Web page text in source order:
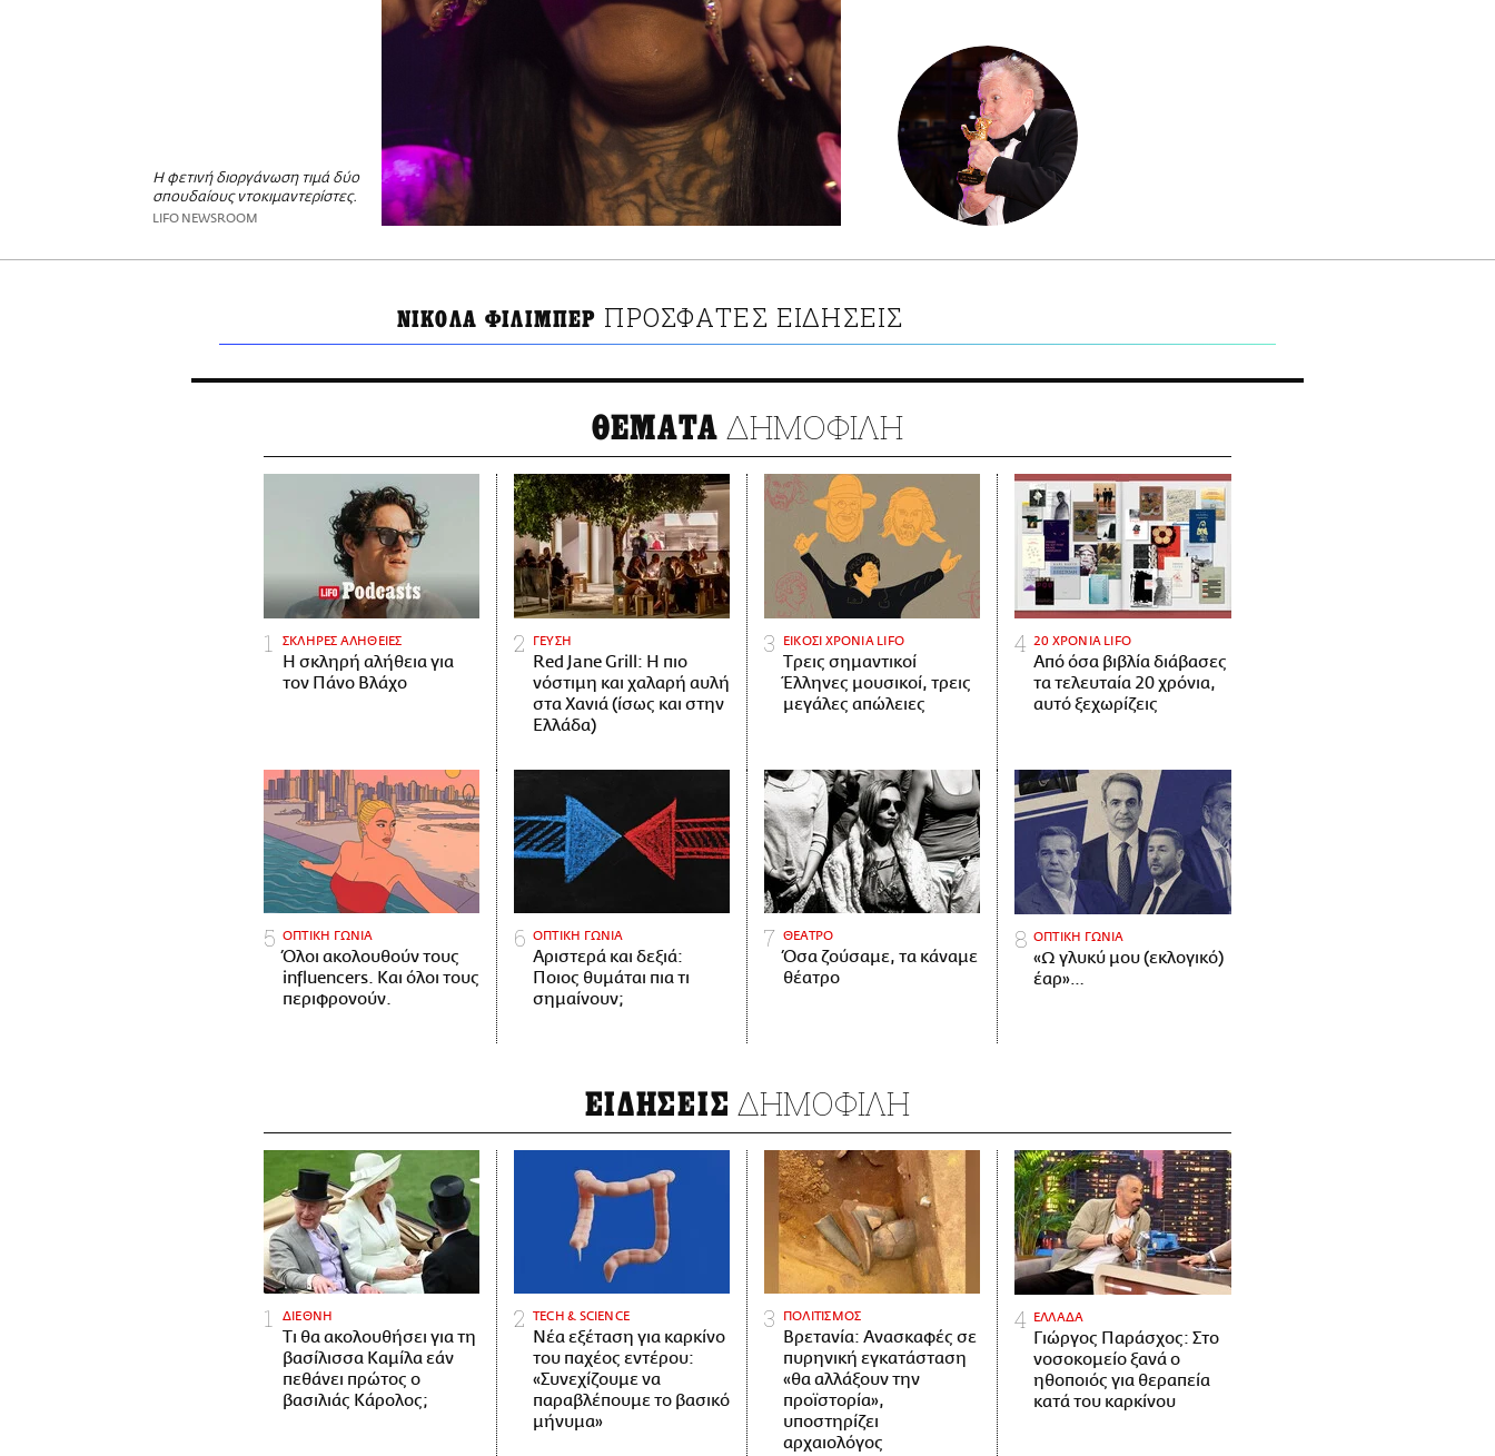
Η φετινή διοργάνωση τιμά δύο
σπουδαίους ντοκιμαντερίστες.
LIFO NEWSROOM
ΝΙΚΟΛΑ ΦΙΛΙΜΠΕΡ ΠΡΟΣΦΑΤΕΣ ΕΙΔΗΣΕΙΣ
ΘΕΜΑΤΑ ΔΗΜΟΦΙΛΗ
ΣΚΛΗΡΕΣ ΑΛΗΘΕΙΕΣ
H σκληρή αλήθεια για
τον Πάνο Βλάχο
ΓΕΥΣΗ
Red Jane Grill: Η πιο
νόστιμη και χαλαρή αυλή
στα Χανιά (ίσως και στην
Ελλάδα)
ΕΙΚΟΣΙ ΧΡΟΝΙΑ LIFO
Tρεις σημαντικοί
Έλληνες μουσικοί, τρεις
μεγάλες απώλειες
20 ΧΡΟΝΙΑ LIFO
Από όσα βιβλία διάβασες
τα τελευταία 20 χρόνια,
αυτό ξεχωρίζεις
ΟΠΤΙΚΗ ΓΩΝΙΑ
Όλοι ακολουθούν τους
influencers. Και όλοι τους
περιφρονούν.
ΟΠΤΙΚΗ ΓΩΝΙΑ
Αριστερά και δεξιά:
Ποιος θυμάται πια τι
σημαίνουν;
ΘΕΑΤΡΟ
Όσα ζούσαμε, τα κάναμε
θέατρο
ΟΠΤΙΚΗ ΓΩΝΙΑ
«Ω γλυκύ μου (εκλογικό)
έαρ»…
ΕΙΔΗΣΕΙΣ ΔΗΜΟΦΙΛΗ
ΔΙΕΘΝΗ
Τι θα ακολουθήσει για τη
βασίλισσα Καμίλα εάν
πεθάνει πρώτος ο
βασιλιάς Κάρολος;
ΤECH & SCIENCE
Νέα εξέταση για καρκίνο
του παχέος εντέρου:
«Συνεχίζουμε να
παραβλέπουμε το βασικό
μήνυμα»
ΠΟΛΙΤΙΣΜΟΣ
Βρετανία: Ανασκαφές σε
πυρηνική εγκατάσταση
«θα αλλάξουν την
προϊστορία»,
υποστηρίζει
αρχαιολόγος
ΕΛΛΑΔΑ
Γιώργος Παράσχος: Στο
νοσοκομείο ξανά ο
ηθοποιός για θεραπεία
κατά του καρκίνου